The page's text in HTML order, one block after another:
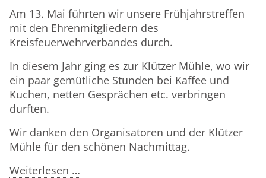
Am 13. Mai führten wir unsere Frühjahrstreffen
mit den Ehrenmitgliedern des
Kreisfeuerwehrverbandes durch.
In diesem Jahr ging es zur Klützer Mühle, wo wir
ein paar gemütliche Stunden bei Kaffee und
Kuchen, netten Gesprächen etc. verbringen
durften.
Wir danken den Organisatoren und der Klützer
Mühle für den schönen Nachmittag.
Weiterlesen …